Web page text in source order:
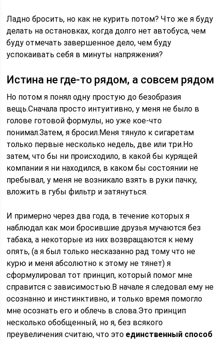
Ладно бросить, но как не курить потом? Что же я буду
делать на остановках, когда долго нет автобуса, чем
буду отмечать завершенное дело, чем буду
успокаивать себя в минуты напряжения?
Истина не где-то рядом, а совсем рядом
Но потом я понял одну простую до безобразия
вещь.Сначала просто интуитивно, у меня не было в
голове готовой формулы, но уже кое-что
понимал.Затем, я бросил.Меня тянуло к сигаретам
только первые несколько недель, две или три.Но
затем, что бы ни происходило, в какой бы курящей
компании я ни находился, в каком бы состоянии не
пребывал, у меня не возникало взять в руки пачку,
вложить в губы фильтр и затянуться.
И примерно через два года, в течение которых я
наблюдал как мои бросившие друзья мучаются без
табака, а некоторые из них возвращаются к нему
опять, (а я был только несказанно рад тому что не
курю и меня абсолютно к этому не тянет) я
сформулировал тот принцип, который помог мне
справится с зависимостью.В начале я следовал ему не
осознанно и инстинктивно, и только время помогло
мне осознать его и облечь в слова.Это принцип
несколько обобщенный, но я, без всякого
преувеличения считаю, что этоединственный способ